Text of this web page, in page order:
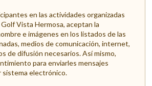
en las actividades organizadas
Vista Hermosa, aceptan la
e imágenes en los listados de las
medios de comunicación, internet,
de difusión necesarios. Así mismo,
para enviarles mensajes
sistema electrónico.